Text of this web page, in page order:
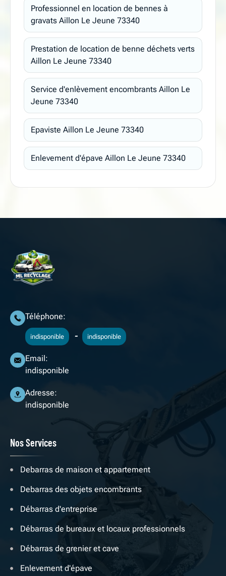
Professionnel en location de bennes à
gravats Aillon Le Jeune 73340
Prestation de location de benne déchets verts
Aillon Le Jeune 73340
Service d'enlèvement encombrants Aillon Le
Jeune 73340
Epaviste Aillon Le Jeune 73340
Enlevement d'épave Aillon Le Jeune 73340
Téléphone:
indisponible - indisponible
Email:
indisponible
Adresse:
indisponible
Nos Services
Debarras de maison et appartement
Debarras des objets encombrants
Débarras d'entreprise
Débarras de bureaux et locaux professionnels
Débarras de grenier et cave
Enlevement d'épave